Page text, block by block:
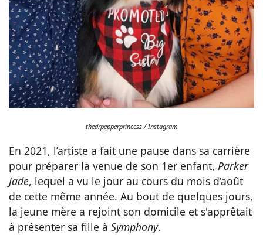
thedrpepperprincess / Instagram
En 2021, l’artiste a fait une pause dans sa carrière
pour préparer la venue de son 1er enfant, Parker
Jade, lequel a vu le jour au cours du mois d’août
de cette même année. Au bout de quelques jours,
la jeune mère a rejoint son domicile et s'apprêtait
à présenter sa fille à Symphony.